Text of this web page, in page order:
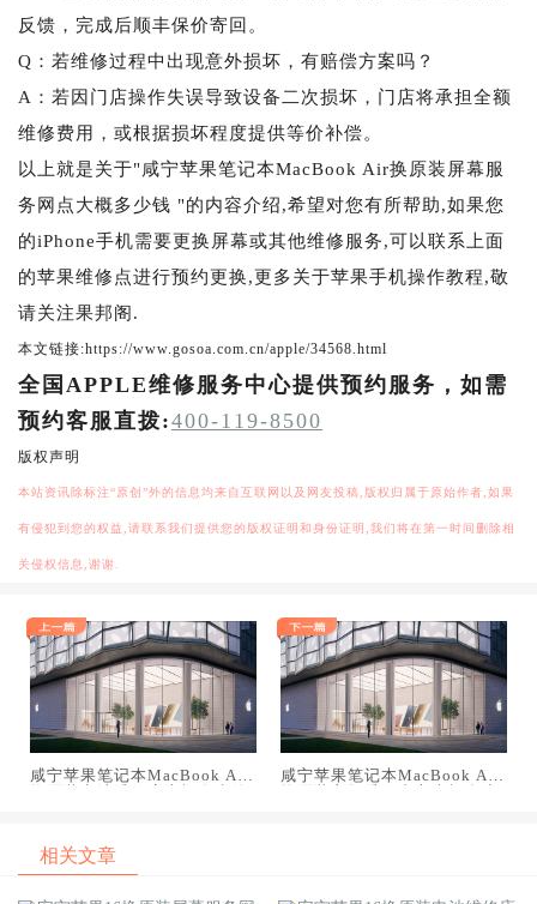
反馈，完成后顺丰保价寄回。
Q：若维修过程中出现意外损坏，有赔偿方案吗？
A：若因门店操作失误导致设备二次损坏，门店将承担全额
维修费用，或根据损坏程度提供等价补偿。
以上就是关于"咸宁苹果笔记本MacBook Air换原装屏幕服
务网点大概多少钱 "的内容介绍,希望对您有所帮助,如果您
的iPhone手机需要更换屏幕或其他维修服务,可以联系上面
的苹果维修点进行预约更换,更多关于苹果手机操作教程,敬
请关注果邦阁.
本文链接:https://www.gosoa.com.cn/apple/34568.html
全国APPLE维修服务中心提供预约服务，如需
预约客服直拨:400-119-8500
版权声明
本站资讯除标注“原创”外的信息均来自互联网以及网友投稿,版权归属于原始作者,如果
有侵犯到您的权益,请联系我们提供您的版权证明和身份证明,我们将在第一时间删除相
关侵权信息,谢谢.
咸宁苹果笔记本MacBook Air
咸宁苹果笔记本MacBook Air
相关文章